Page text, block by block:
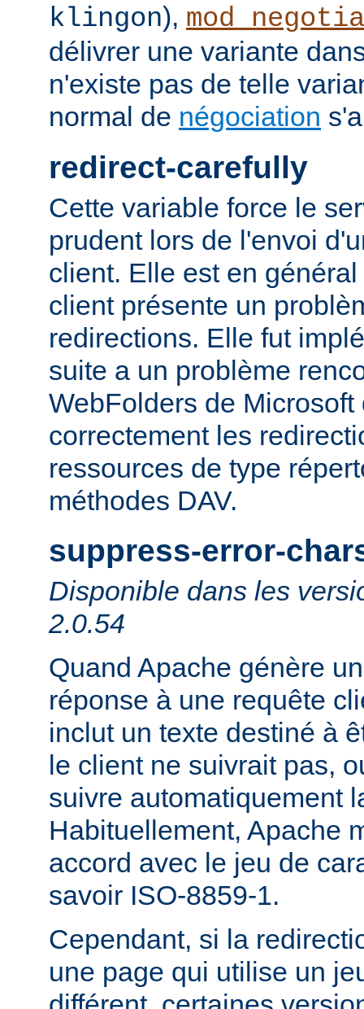
klingon),
délivrer une variante
n'existe pas de telle
normal de négociation
redirect-carefully
Cette variable force le
prudent lors de l'envoi
client. Elle est en
client présente un
redirections. Elle fut
suite a un problème
WebFolders de
correctement les
ressources de type
méthodes DAV.
suppress-error-
Disponible dans les
2.0.54
Quand Apache génère
réponse à une requête
inclut un texte destiné à
le client ne suivrait pas,
suivre automatiquement
Habituellement, Apache
accord avec le jeu de
savoir ISO-8859-1.
Cependant, si la
une page qui utilise un